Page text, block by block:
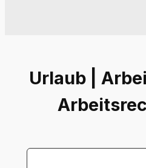
Urlaub |